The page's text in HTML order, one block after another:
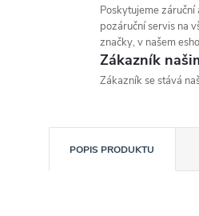
Poskytujeme záruční
pozáruční servis na
značky, v našem
Zákazník
Zákazník se stává
POPIS PRODUKTU